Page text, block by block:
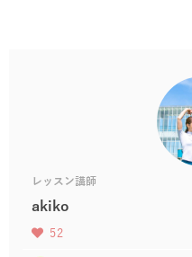
レッスン講師
akiko
52